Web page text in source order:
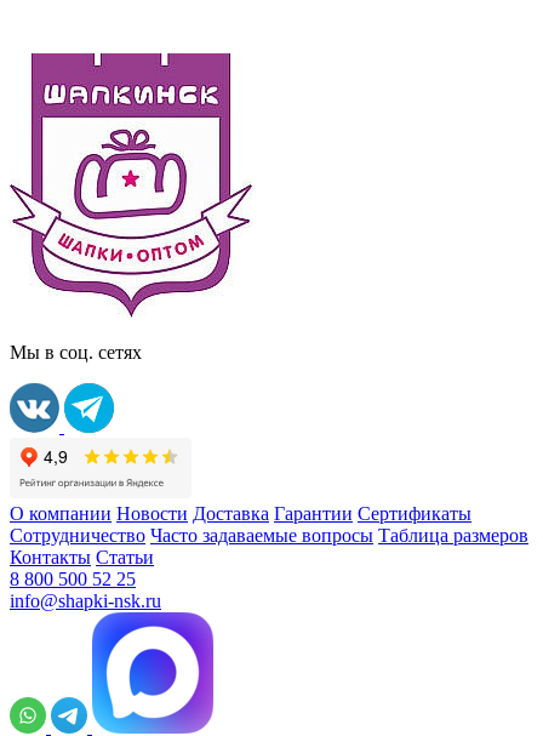
Мы в соц. сетях
О компании Новости Доставка Гарантии Сертификаты
Сотрудничество Часто задаваемые вопросы Таблица размеров
Контакты Статьи
8 800 500 52 25
info@shapki-nsk.ru